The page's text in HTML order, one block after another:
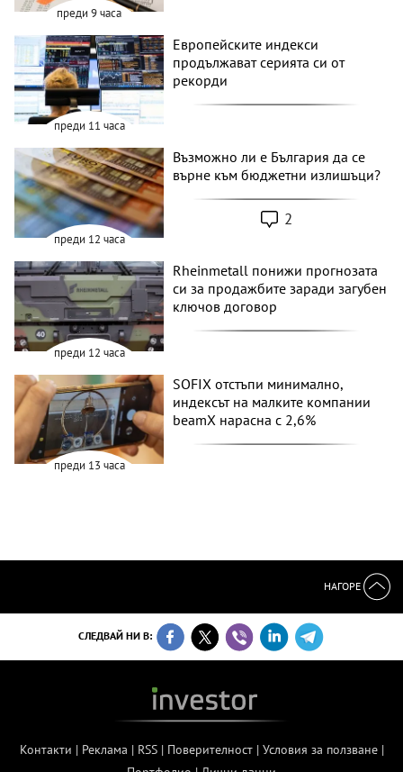
преди 9 часа
преди 11 часа
Европейските индекси
продължават серията си от
рекорди
преди 12 часа
Възможно ли е България да се
върне към бюджетни излишъци?
2
преди 12 часа
Rheinmetall понижи прогнозата
си за продажбите заради загубен
ключов договор
преди 13 часа
SOFIX отстъпи минимално,
индексът на малките компании
beamX нарасна с 2,6%
НАГОРЕ
СЛЕДВАЙ НИ В:
Контакти | Реклама | RSS| Поверителност| Условия за ползване|